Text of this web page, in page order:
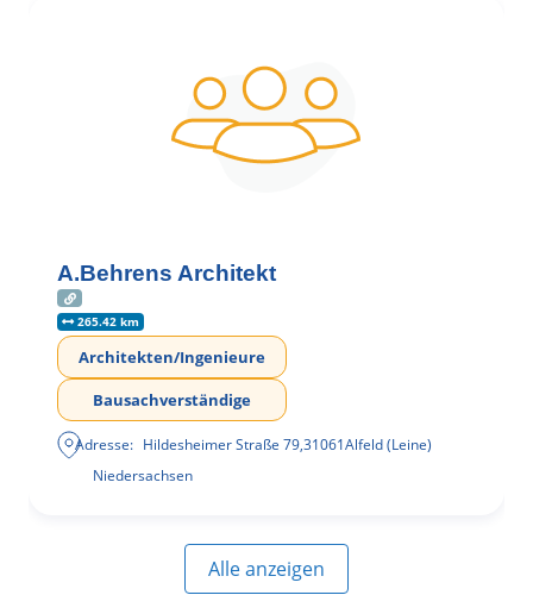
A.Behrens Architekt
265.42 km
Architekten/Ingenieure
Bausachverständige
Adresse: Hildesheimer Straße 79,31061Alfeld (Leine)
Niedersachsen
Alle anzeigen